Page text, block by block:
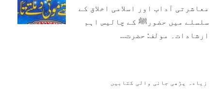
معاشرتی آداب اور اسلامی اخلاق کے
سلسلے میں حضورﷺ کے چالیس اہم
ارشادات۔ مولف: حضرت…
زیادہ پڑھی جانی والی کتابیں